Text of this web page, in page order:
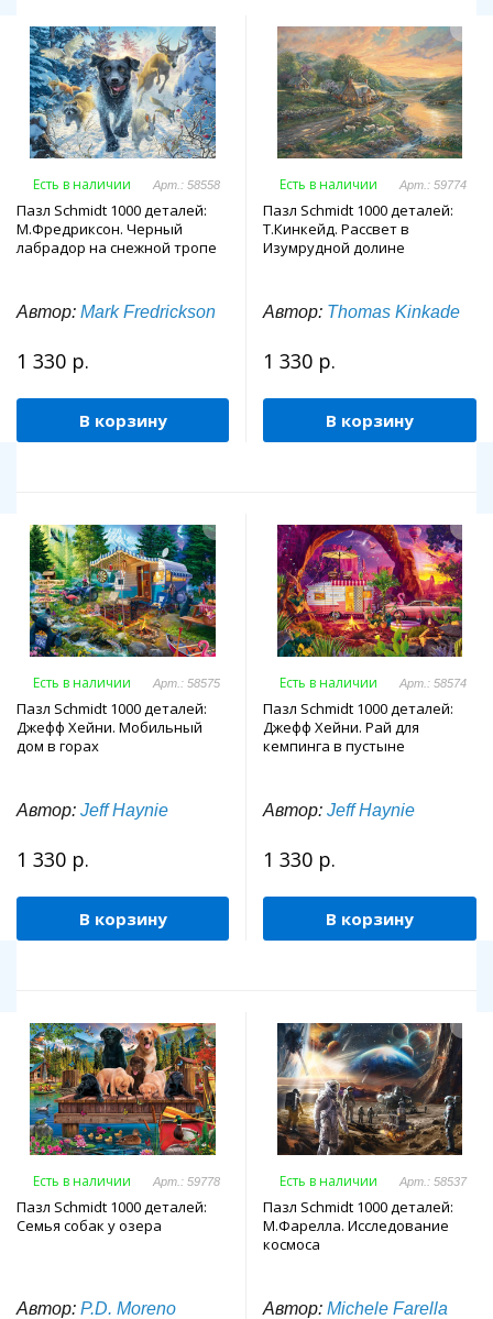
Есть в наличии Арт.: 58558
Пазл Schmidt 1000 деталей:
М.Фредриксон. Черный
лабрадор на снежной тропе
Автор: Mark Fredrickson
1 330 р.
В корзину
Есть в наличии Арт.: 59774
Пазл Schmidt 1000 деталей:
Т.Кинкейд. Рассвет в
Изумрудной долине
Автор: Thomas Kinkade
1 330 р.
В корзину
Есть в наличии Арт.: 58575
Пазл Schmidt 1000 деталей:
Джефф Хейни. Мобильный
дом в горах
Автор: Jeff Haynie
1 330 р.
В корзину
Есть в наличии Арт.: 58574
Пазл Schmidt 1000 деталей:
Джефф Хейни. Рай для
кемпинга в пустыне
Автор: Jeff Haynie
1 330 р.
В корзину
Есть в наличии Арт.: 59778
Пазл Schmidt 1000 деталей:
Семья собак у озера
Автор: P.D. Moreno
Есть в наличии Арт.: 58537
Пазл Schmidt 1000 деталей:
М.Фарелла. Исследование
космоса
Автор: Michele Farella